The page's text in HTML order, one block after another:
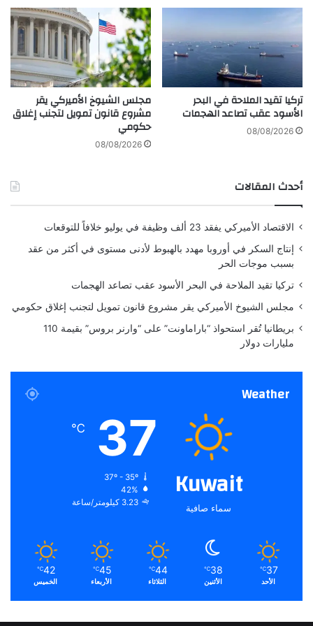
5
ن
و
ت
ت
س
ر
ب
ا
ت
ج
ي
تركيا تقيد الملاحة في البحر
الأسود عقب تصاعد الهجمات
08/08/2026
مجلس الشيوخ الأميركي يقر
مشروع قانون تمويل لتجنب إغلاق
حكومي
08/08/2026
أحدث المقالات
الاقتصاد الأميركي يفقد 23 ألف وظيفة في يوليو خلافاً للتوقعات
إنتاج السكر في أوروبا مهدد بالهبوط لأدنى مستوى في أكثر من عقد
بسبب موجات الحر
تركيا تقيد الملاحة في البحر الأسود عقب تصاعد الهجمات
مجلس الشيوخ الأميركي يقر مشروع قانون تمويل لتجنب إغلاق حكومي
بريطانيا تُقر استحواذ “باراماونت” على “وارنر بروس” بقيمة 110
مليارات دولار
Weather
Kuwait
سماء صافية
37
℃
37º - 35º
42%
3.23 كيلومتر/ساعة
37
℃
الأحد
38
℃
الأثنين
44
℃
الثلاثاء
45
℃
الأربعاء
42
℃
الخميس